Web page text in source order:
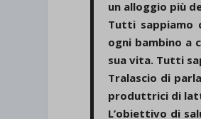
un alloggio più
Tutti sappiamo
ogni bambino a
sua vita. Tutti
Tralascio di
produttrici di
L’obiettivo di